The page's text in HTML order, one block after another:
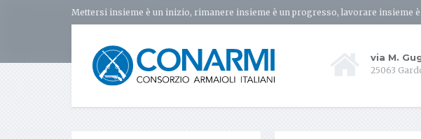
Mettersi insieme è un inizio, rimanere insieme è un progresso, lavorare insieme è
via M.
25063